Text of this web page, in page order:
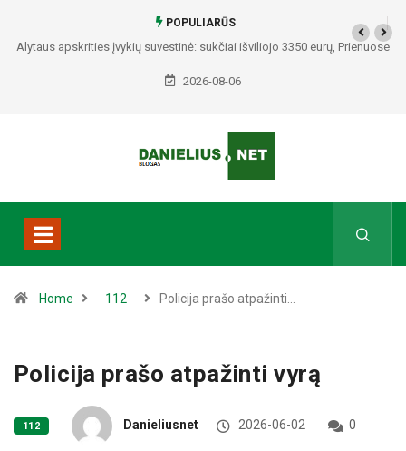
POPULIARŪS
Alytaus apskrities įvykių suvestinė: sukčiai išviliojo 3350 eurų, Prienuose
– policijos gaudynės, Varėnos rajone rasti du mirę žmonės
2026-08-06
Home 112 Policija prašo atpažinti…
Policija prašo atpažinti vyrą
112 Danieliusnet 2026-06-02 0